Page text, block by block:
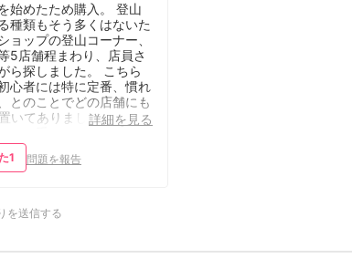
始めたため購入。 登山
種類もそう多くはないた
ョップの登山コーナー、
5店舗程まわり、店員さ
ら探しました。 こちら
心者には特に定番、慣れ
とのことでどの店舗にも
いてありました。 最初
マートなのが良かったの
ショップで坂道、デコボ
せていただきました。
の悪いところは不安定に
詳細を見る
1 問題を報告
を送信する